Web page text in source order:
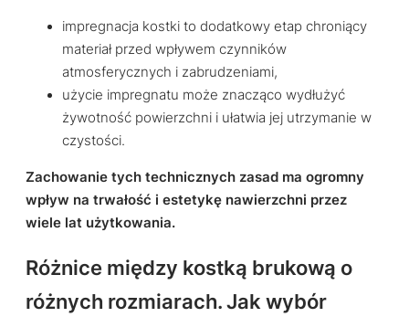
impregnacja kostki to dodatkowy etap chroniący
materiał przed wpływem czynników
atmosferycznych i zabrudzeniami,
użycie impregnatu może znacząco wydłużyć
żywotność powierzchni i ułatwia jej utrzymanie w
czystości.
Zachowanie tych technicznych zasad ma ogromny
wpływ na trwałość i estetykę nawierzchni przez
wiele lat użytkowania.
Różnice między kostką brukową o
różnych rozmiarach. Jak wybór